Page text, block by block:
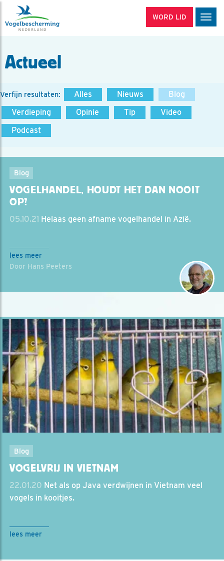
WORD LID
Actueel
Verfijn resultaten: Alles Nieuws
Blog
Verdieping
Opinie Tip
Video
Podcast
Blog
VOGELHANDEL, HOUDT HET DAN NOOIT
OP?
05.10.21 Helaas geen afname vogelhandel in Azië.
lees meer
Door Hans Peeters
Blog
VOGELVRIJ IN VIETNAM
22.01.20 Net als op Java verdwijnen in Vietnam veel
vogels in kooitjes.
lees meer